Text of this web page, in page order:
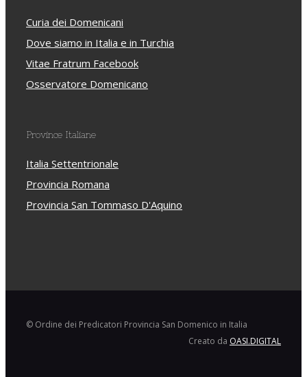
Curia dei Domenicani
Dove siamo in Italia e in Turchia
Vitae Fratrum Facebook
Osservatore Domenicano
Province Italiane
Italia Settentrionale
Provincia Romana
Provincia San Tommaso D'Aquino
© Ordine dei Predicatori Provincia San Domenico in Italia
Creato da OASI.DIGITAL